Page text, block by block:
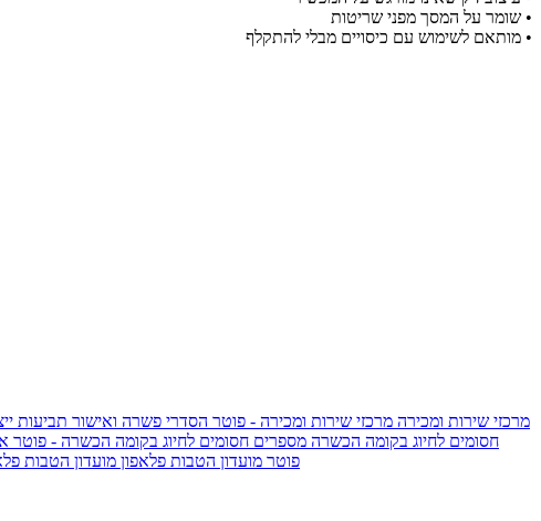
• שומר על המסך מפני שריטות
• מותאם לשימוש עם כיסויים מבלי להתקלף
מרכזי שירות ומכירה מרכזי שירות ומכירה - פוטר הסדרי פשרה ואישור תביעות
חסומים לחיוג בקומה הכשרה מספרים חסומים לחיוג בקומה הכשרה - פוטר
IsraelieSIM by Pelephone - פוטר מועדון הטבות פלאפון מועדון הטבות